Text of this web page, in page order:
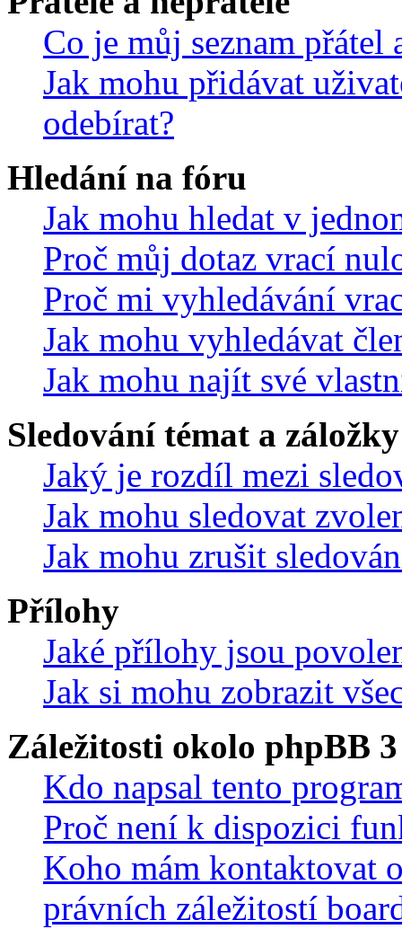
Co je můj seznam přátel
Jak mohu přidávat
odebírat?
Hledání na fóru
Jak mohu hledat v
Proč můj dotaz vrací
Proč mi vyhledávání
Jak mohu vyhledávat
Jak mohu najít své
Sledování témat a záložky
Jaký je rozdíl mezi
Jak mohu sledovat
Jak mohu zrušit
Přílohy
Jaké přílohy jsou
Jak si mohu zobrazit
Záležitosti okolo phpBB 3
Kdo napsal tento
Proč není k dispozici
Koho mám kontaktovat
právních záležitostí